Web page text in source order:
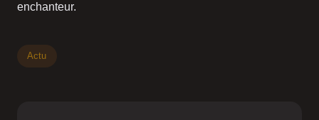
enchanteur.
Actu